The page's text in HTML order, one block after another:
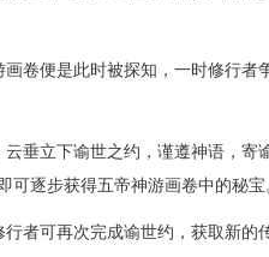
卷便是此时被探知，一时修行者
垂立下谕世之约，谨遵神语，寄
逐步获得五帝神游画卷中的秘宝。
者可再次完成谕世约，获取新的